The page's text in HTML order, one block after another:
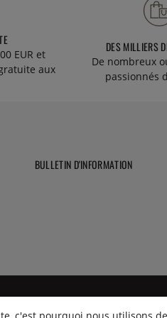
EUR et
aux
DES MILLIERS
De nombreux
passionnés
BULLETIN D'INFORMATION